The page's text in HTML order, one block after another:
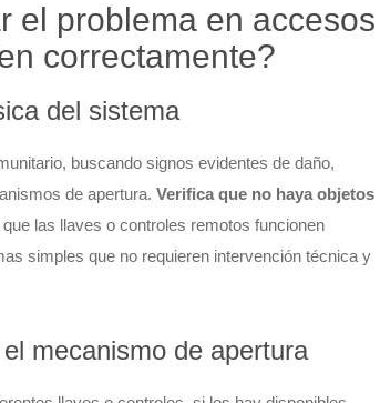
el problema en accesos
correctamente?
del sistema
buscando signos evidentes de daño,
de apertura. Verifica que no haya objetos
las llaves o controles remotos funcionen
simples que no requieren intervención técnica y
mecanismo de apertura